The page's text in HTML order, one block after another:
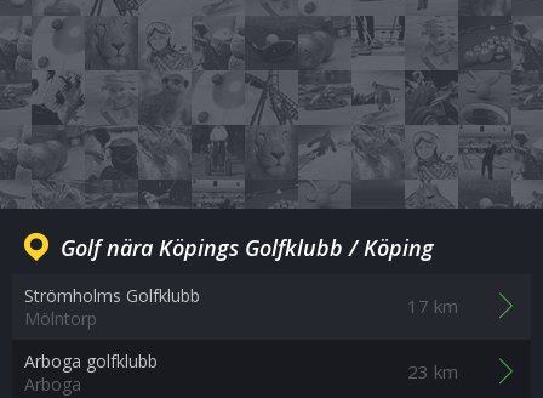
Golf nära Köpings Golfklubb / Köping
Strömholms Golfklubb
Mölntorp
17 km
Arboga golfklubb
Arboga
23 km